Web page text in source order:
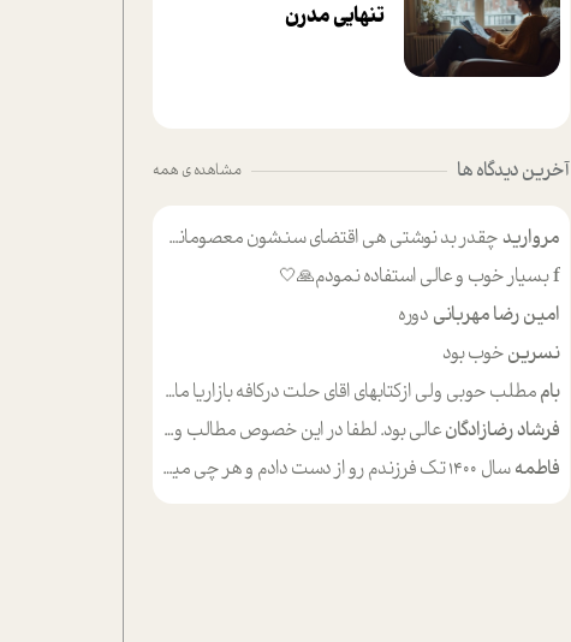
تنهایی مدرن
آخرین دیدگاه ها مشاهده ی همه
مرواریدچقدر بد نوشتی هی اقتضای سنشون معصومانه این اون خلی؟نکنه تا چهل سالگی پوشکت میکردن و شیر میخوردی که به اینا میگی کودک
fبسیار خوب و عالی استفاده نمودم🙏🤍
امین رضا مهربانی دوره
نسرینخوب بود
باممطلب حوبی ولی ازکتابهای اقای حلت درکافه بازاریا مایکت میزاشتن رایگان خوب بود ولی هرکدام خلاصه شده ش تومجله از طریق سایت هم خوبه اینکه درزیر اخرصفحه گذاشته شده خب ادم خبره میره نصب میکنه میخونه ولی هرکسی گوشیش ظرفیتش نداره باتشکر
فرشاد رضازادگانعالی بود. لطفا در این خصوص مطالب و مثال های بیشتر ی ارایه دهید
فاطمهسال ۱۴۰۰ تک فرزندم رو از دست دادم و هر چی میگذره حالم بدتر میشه و دلتنگتر تنایی رو ترجیح دادم و معاشرت برام سخت شده